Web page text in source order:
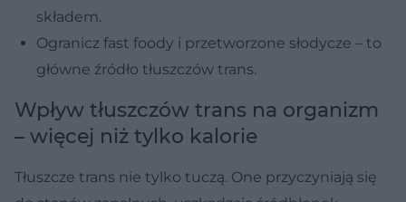
składem.
Ogranicz fast foody i przetworzone słodycze – to
główne źródło tłuszczów trans.
Wpływ tłuszczów trans na organizm
– więcej niż tylko kalorie
Tłuszcze trans nie tylko tuczą. One przyczyniają się